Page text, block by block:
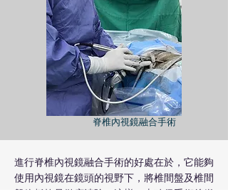
脊椎內視鏡融合手術
進行脊椎內視鏡融合手術的好處在於，它能夠
使用內視鏡在鏡頭的視野下，將椎間盤及椎間